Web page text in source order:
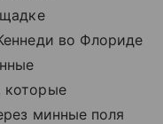
во Флориде
которые
минные поля